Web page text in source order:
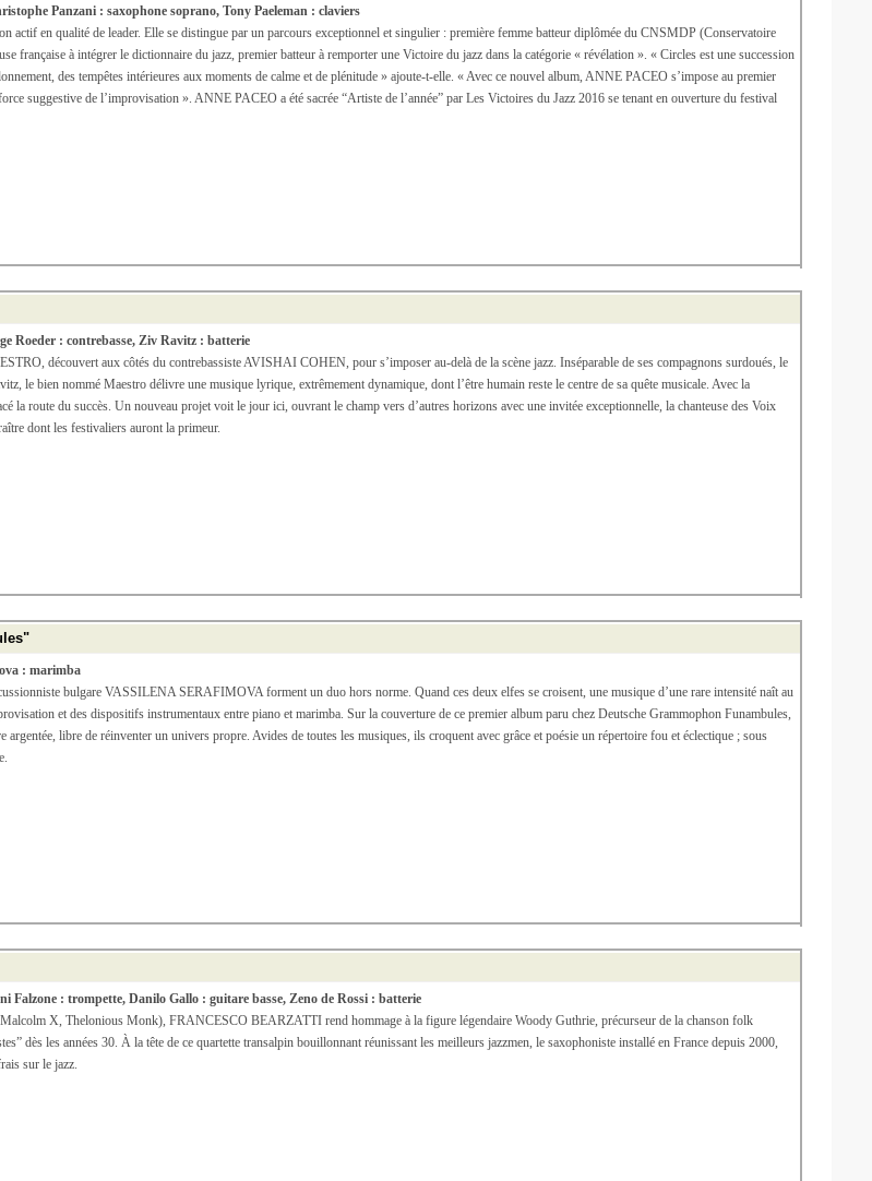
Panzani : saxophone soprano, Tony Paeleman : claviers
actif en qualité de leader. Elle se distingue par un parcours exceptionnel et singulier : première femme batteur diplômée du CNSMDP (Conservatoire
française à intégrer le dictionnaire du jazz, premier batteur à remporter une Victoire du jazz dans la catégorie « révélation ». « Circles est une succession
des tempêtes intérieures aux moments de calme et de plénitude » ajoute-t-elle. « Avec ce nouvel album, ANNE PACEO s’impose au premier
suggestive de l’improvisation ». ANNE PACEO a été sacrée “Artiste de l’année” par Les Victoires du Jazz 2016 se tenant en ouverture du festival
Roeder : contrebasse, Ziv Ravitz : batterie
découvert aux côtés du contrebassiste AVISHAI COHEN, pour s’imposer au-delà de la scène jazz. Inséparable de ses compagnons surdoués, le
le bien nommé Maestro délivre une musique lyrique, extrêmement dynamique, dont l’être humain reste le centre de sa quête musicale. Avec la
la route du succès. Un nouveau projet voit le jour ici, ouvrant le champ vers d’autres horizons avec une invitée exceptionnelle, la chanteuse des Voix
dont les festivaliers auront la primeur.
: marimba
bulgare VASSILENA SERAFIMOVA forment un duo hors norme. Quand ces deux elfes se croisent, une musique d’une rare intensité naît au
et des dispositifs instrumentaux entre piano et marimba. Sur la couverture de ce premier album paru chez Deutsche Grammophon Funambules,
libre de réinventer un univers propre. Avides de toutes les musiques, ils croquent avec grâce et poésie un répertoire fou et éclectique ; sous
Falzone : trompette, Danilo Gallo : guitare basse, Zeno de Rossi : batterie
X, Thelonious Monk), FRANCESCO BEARZATTI rend hommage à la figure légendaire Woody Guthrie, précurseur de la chanson folk
dès les années 30. À la tête de ce quartette transalpin bouillonnant réunissant les meilleurs jazzmen, le saxophoniste installé en France depuis 2000,
sur le jazz.